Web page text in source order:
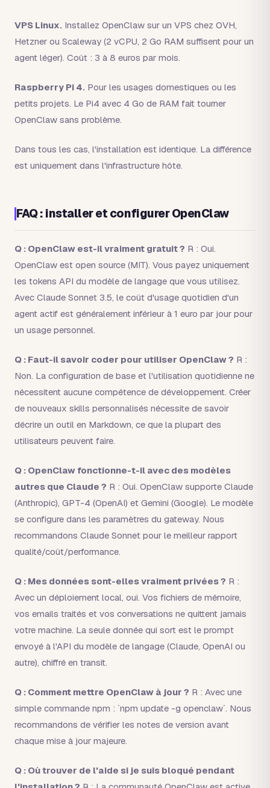
VPS Linux. Installez OpenClaw sur un VPS chez OVH,
Hetzner ou Scaleway (2 vCPU, 2 Go RAM suffisent pour un
agent léger). Coût : 3 à 8 euros par mois.
Raspberry Pi 4. Pour les usages domestiques ou les
petits projets. Le Pi4 avec 4 Go de RAM fait tourner
OpenClaw sans problème.
Dans tous les cas, l'installation est identique. La différence
est uniquement dans l'infrastructure hôte.
FAQ : installer et configurer OpenClaw
Q : OpenClaw est-il vraiment gratuit ? R : Oui.
OpenClaw est open source (MIT). Vous payez uniquement
les tokens API du modèle de langage que vous utilisez.
Avec Claude Sonnet 3.5, le coût d'usage quotidien d'un
agent actif est généralement inférieur à 1 euro par jour pour
un usage personnel.
Q : Faut-il savoir coder pour utiliser OpenClaw ? R :
Non. La configuration de base et l'utilisation quotidienne ne
nécessitent aucune compétence de développement. Créer
de nouveaux skills personnalisés nécessite de savoir
décrire un outil en Markdown, ce que la plupart des
utilisateurs peuvent faire.
Q : OpenClaw fonctionne-t-il avec des modèles
autres que Claude ? R : Oui. OpenClaw supporte Claude
(Anthropic), GPT-4 (OpenAI) et Gemini (Google). Le modèle
se configure dans les paramètres du gateway. Nous
recommandons Claude Sonnet pour le meilleur rapport
qualité/coût/performance.
Q : Mes données sont-elles vraiment privées ? R :
Avec un déploiement local, oui. Vos fichiers de mémoire,
vos emails traités et vos conversations ne quittent jamais
votre machine. La seule donnée qui sort est le prompt
envoyé à l'API du modèle de langage (Claude, OpenAI ou
autre), chiffré en transit.
Q : Comment mettre OpenClaw à jour ? R : Avec une
simple commande npm : `npm update -g openclaw`. Nous
recommandons de vérifier les notes de version avant
chaque mise à jour majeure.
Q : Où trouver de l'aide si je suis bloqué pendant